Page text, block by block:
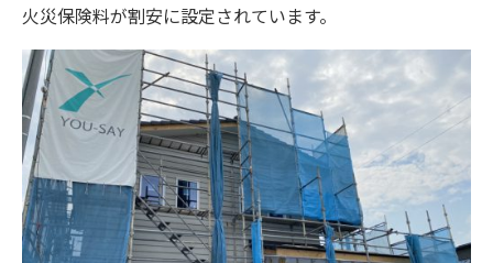
火災保険料が割安に設定されています。